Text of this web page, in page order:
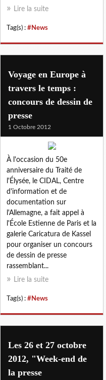
Lire la suite
Tag(s) : #News
Voyage en Europe à
travers le temps :
concours de dessin de
presse
1 Octobre 2012
À l'occasion du 50e
anniversaire du Traité de
l'Élysée, le CIDAL, Centre
d'information et de
documentation sur
l'Allemagne, a fait appel à
l'École Estienne de Paris et la
galerie Caricatura de Kassel
pour organiser un concours
de dessin de presse
rassemblant...
Lire la suite
Tag(s) : #News
Les 26 et 27 octobre
2012, "Week-end de
la presse